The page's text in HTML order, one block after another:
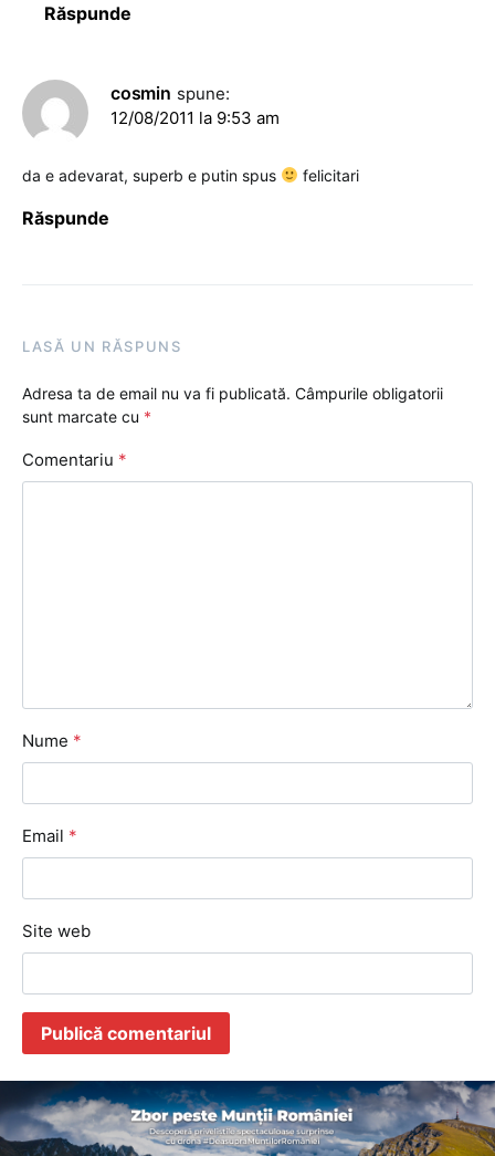
Răspunde
cosmin spune:
12/08/2011 la 9:53 am
da e adevarat, superb e putin spus felicitari
Răspunde
LASĂ UN RĂSPUNS
Adresa ta de email nu va fi publicată. Câmpurile obligatorii
sunt marcate cu *
Comentariu *
Nume *
Email *
Site web